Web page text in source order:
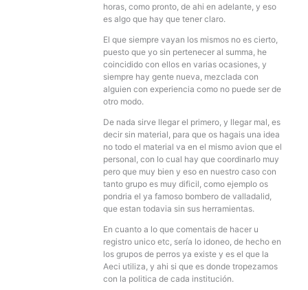
horas, como pronto, de ahi en adelante, y eso
es algo que hay que tener claro.
El que siempre vayan los mismos no es cierto,
puesto que yo sin pertenecer al summa, he
coincidido con ellos en varias ocasiones, y
siempre hay gente nueva, mezclada con
alguien con experiencia como no puede ser de
otro modo.
De nada sirve llegar el primero, y llegar mal, es
decir sin material, para que os hagais una idea
no todo el material va en el mismo avion que el
personal, con lo cual hay que coordinarlo muy
pero que muy bien y eso en nuestro caso con
tanto grupo es muy dificil, como ejemplo os
pondria el ya famoso bombero de valladalid,
que estan todavia sin sus herramientas.
En cuanto a lo que comentais de hacer u
registro unico etc, sería lo idoneo, de hecho en
los grupos de perros ya existe y es el que la
Aeci utiliza, y ahi si que es donde tropezamos
con la politica de cada institución.